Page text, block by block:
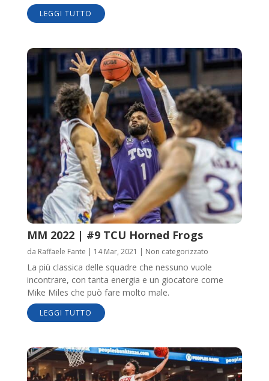
LEGGI TUTTO
MM 2022 | #9 TCU Horned Frogs
da Raffaele Fante | 14 Mar, 2021 | Non categorizzato
La più classica delle squadre che nessuno vuole
incontrare, con tanta energia e un giocatore come
Mike Miles che può fare molto male.
LEGGI TUTTO